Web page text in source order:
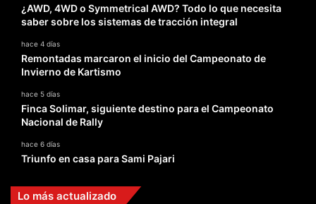
¿AWD, 4WD o Symmetrical AWD? Todo lo que necesita
saber sobre los sistemas de tracción integral
hace 4 días
Remontadas marcaron el inicio del Campeonato de
Invierno de Kartismo
hace 5 días
Finca Solimar, siguiente destino para el Campeonato
Nacional de Rally
hace 6 días
Triunfo en casa para Sami Pajari
Lo más actualizado